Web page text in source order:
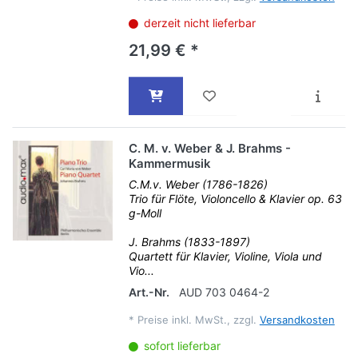
derzeit nicht lieferbar
21,99 € *
C. M. v. Weber & J. Brahms -
Kammermusik
C.M.v. Weber (1786-1826)
Trio für Flöte, Violoncello & Klavier op. 63
g-Moll
J. Brahms (1833-1897)
Quartett für Klavier, Violine, Viola und
Vio...
Art.-Nr.
AUD 703 0464-2
* Preise inkl. MwSt., zzgl. Versandkosten
sofort lieferbar